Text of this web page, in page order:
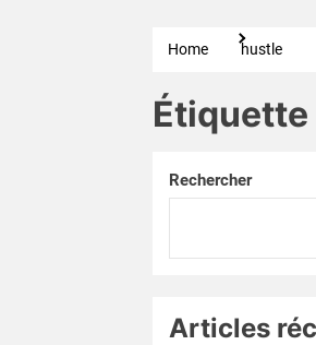
Home hustle
Étiquette
Rechercher
Articles